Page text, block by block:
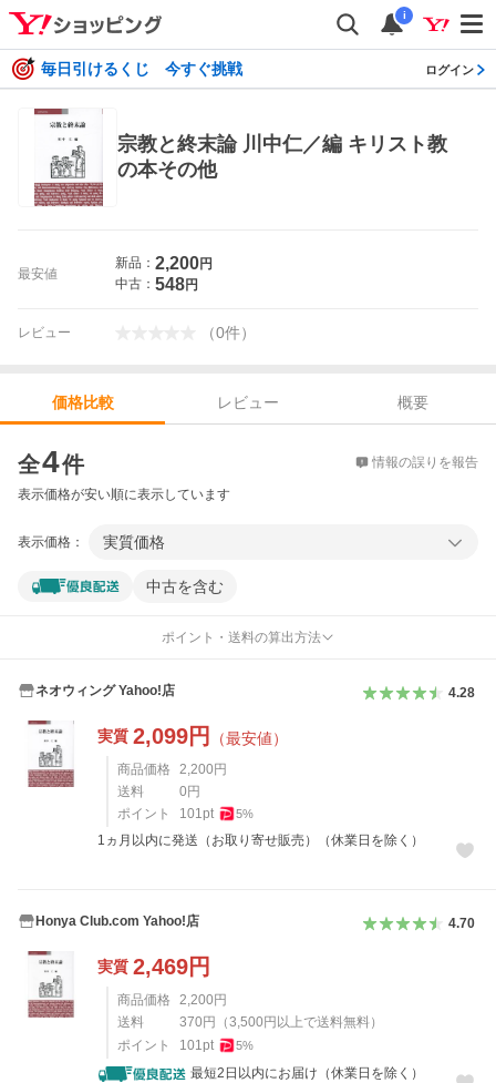
i
毎日引けるくじ 今すぐ挑戦 ログイン
宗教と終末論 川中仁／編 キリスト教
の本その他
最安値
新品： 2,200円
中古： 548円
レビュー （0件）
価格比較 レビュー
概要
全4件 情報の誤りを報告
表示価格が安い順に表示しています
表示価格： 実質価格
中古を含む
ポイント・送料の算出方法
ネオウィング Yahoo!店 4.28
実質 2,099円 （最安値）
商品価格 2,200 円
送料
0 円
ポイント
101pt 5%
1ヵ月以内に発送（お取り寄せ販売）（休業日を除く）
Honya Club.com Yahoo!店 4.70
実質 2,469円
商品価格 2,200 円
送料
370 円 （3,500 円以上で送料無料）
ポイント
101pt 5%
最短2日以内にお届け（休業日を除く）